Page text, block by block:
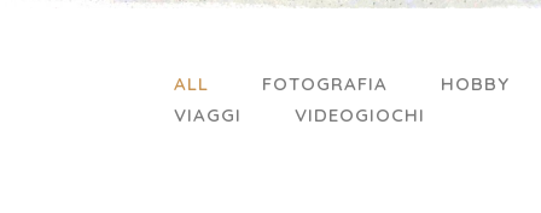
ALL FOTOGRAFIA
HOBBY
VIAGGI
VIDEOGIOCHI